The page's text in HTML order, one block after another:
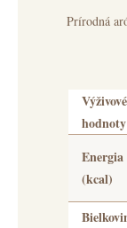
Prírodná
Výživové
hodnoty
Energia
(kcal)